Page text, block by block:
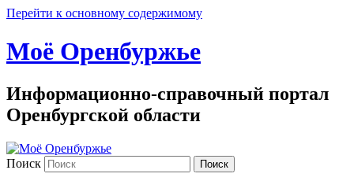
Перейти к основному содержимому
Моё Оренбуржье
Информационно-справочный портал
Оренбургской области
Поиск